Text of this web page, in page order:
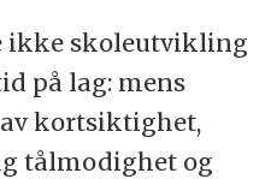
ikke skoleutvikling
på lag: mens
kortsiktighet,
tålmodighet og